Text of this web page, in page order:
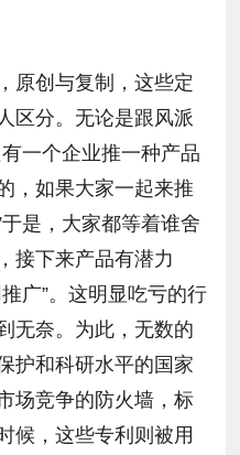
原创与复制，这些定
区分。无论是跟风派
一个企业推一种产品
，如果大家一起来推
是，大家都等着谁舍
接下来产品有潜力
广”。这明显吃亏的行
无奈。为此，无数的
护和科研水平的国家
场竞争的防火墙，标
候，这些专利则被用